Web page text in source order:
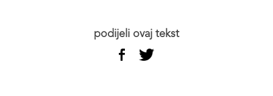
podijeli ovaj tekst